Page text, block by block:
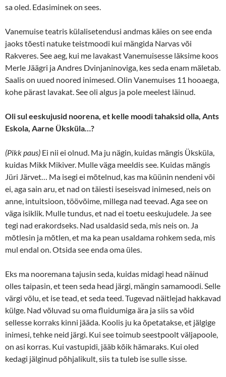
sa oled. Edasiminek on sees.
Vanemuise teatris külalisetendusi andmas käies on see enda
jaoks tõesti natuke teistmoodi kui mängida Narvas või
Rakveres. See aeg, kui me lavakast Vanemuisesse läksime koos
Merle Jäägri ja Andres Dvinjaninoviga, kes seda enam mäletab.
Saalis on uued noored inimesed. Olin Vanemuises 11 hooaega,
kohe pärast lavakat. See oli algus ja pole meelest läinud.
Oli sul eeskujusid noorena, et kelle moodi tahaksid olla, Ants
Eskola, Aarne Üksküla…?
(Pikk paus) Ei nii ei olnud. Ma ju nägin, kuidas mängis Üksküla,
kuidas Mikk Mikiver. Mulle väga meeldis see. Kuidas mängis
Jüri Järvet… Ma isegi ei mõtelnud, kas ma küünin nendeni või
ei, aga sain aru, et nad on täiesti iseseisvad inimesed, neis on
anne, intuitsioon, töövõime, millega nad teevad. Aga see on
väga isiklik. Mulle tundus, et nad ei toetu eeskujudele. Ja see
tegi nad erakordseks. Nad usaldasid seda, mis neis on. Ja
mõtlesin ja mõtlen, et ma ka pean usaldama rohkem seda, mis
mul endal on. Otsida see enda oma üles.
Eks ma nooremana tajusin seda, kuidas midagi head näinud
olles taipasin, et teen seda head järgi, mängin samamoodi. Selle
värgi võlu, et ise tead, et seda teed. Tugevad näitlejad hakkavad
külge. Nad võluvad su oma fluidumiga ära ja siis sa võid
sellesse korraks kinni jääda. Koolis ju ka õpetatakse, et jälgige
inimesi, tehke neid järgi. Kui see toimub seestpoolt väljapoole,
on asi korras. Kui vastupidi, jääb kõik hämaraks. Kui oled
kedagi jälginud põhjalikult, siis ta tuleb ise sulle sisse.